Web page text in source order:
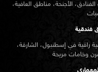
الأجنحة، مناطق العافية،
فندقية
راقية في إسطنبول، الشارقة،